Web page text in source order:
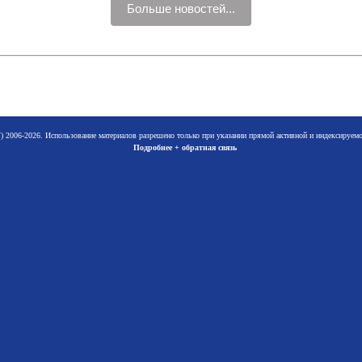
Больше новостей...
2026. Использование материалов разрешено только при указании прямой активной и
Подробнее + обратная связь